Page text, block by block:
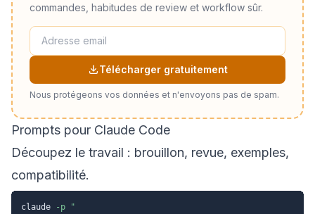
commandes, habitudes de review et workflow sûr.
Télécharger gratuitement
Nous protégeons vos données et n'envoyons pas de spam.
Prompts pour Claude Code
Découpez le travail : brouillon, revue, exemples,
compatibilité.
claude -p
"